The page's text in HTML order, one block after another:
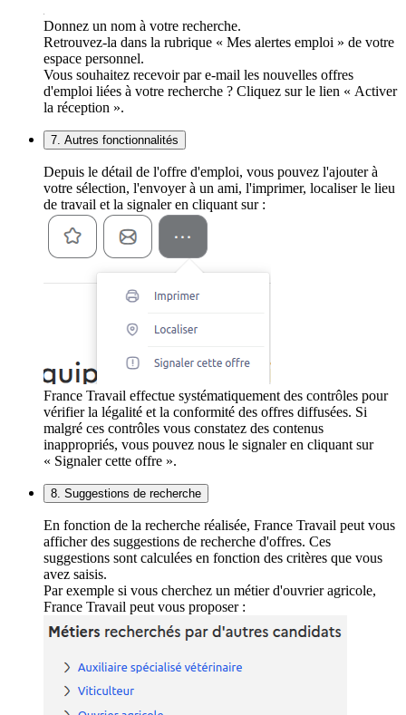
Donnez un nom à votre recherche.
Retrouvez-la dans la rubrique « Mes alertes emploi » de votre
espace personnel.
Vous souhaitez recevoir par e-mail les nouvelles offres
d'emploi liées à votre recherche ? Cliquez sur le lien « Activer
la réception ».
7. Autres fonctionnalités
Depuis le détail de l'offre d'emploi, vous pouvez l'ajouter à
votre sélection, l'envoyer à un ami, l'imprimer, localiser le lieu
de travail et la signaler en cliquant sur :
France Travail effectue systématiquement des contrôles pour
vérifier la légalité et la conformité des offres diffusées. Si
malgré ces contrôles vous constatez des contenus
inappropriés, vous pouvez nous le signaler en cliquant sur
« Signaler cette offre ».
8. Suggestions de recherche
En fonction de la recherche réalisée, France Travail peut vous
afficher des suggestions de recherche d'offres. Ces
suggestions sont calculées en fonction des critères que vous
avez saisis.
Par exemple si vous cherchez un métier d'ouvrier agricole,
France Travail peut vous proposer :